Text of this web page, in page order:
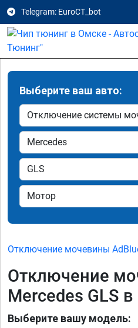
Telegram: EuroCT_bot
Выберите ваш авто:
Отключение мочевины
Отключение
Mercedes GLS
Выберите вашу модель: